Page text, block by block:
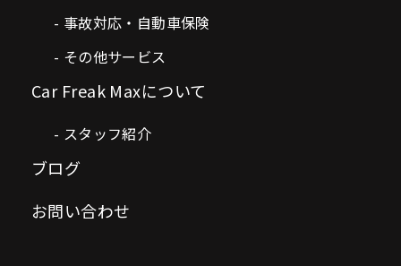
事故対応・自動車保険
その他サービス
Car Freak Maxについて
スタッフ紹介
ブログ
お問い合わせ